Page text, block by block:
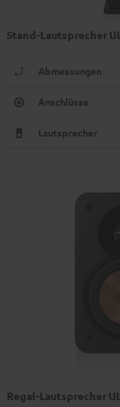
Stand-Lautsprecher
Abmessungen
Anschlüsse
Lautsprecher
Regal-Lautsprecher